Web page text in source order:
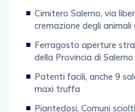
Cimitero Salerno, via
cremazione degli animali
Ferragosto aperture
della Provincia di Salerno
Patenti facili, anche 9
maxi truffa
Piantedosi, Comuni